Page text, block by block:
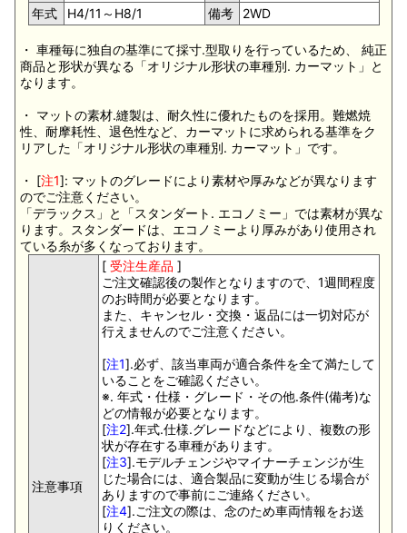
年式 H4/11～H8/1 備考 2WD
・ 車種毎に独自の基準にて採寸.型取りを行っているため、 純正
商品と形状が異なる「オリジナル形状の車種別. カーマット」と
なります。
・ マットの素材.縫製は、耐久性に優れたものを採用。難燃焼
性、耐摩耗性、退色性など、カーマットに求められる基準をク
リアした「オリジナル形状の車種別. カーマット」です。
・ [注1]: マットのグレードにより素材や厚みなどが異なります
のでご注意ください。
「デラックス」と「スタンダート. エコノミー」では素材が異な
ります。スタンダードは、エコノミーより厚みがあり使用され
ている糸が多くなっております。
注意事項
[ 受注生産品 ]
ご注文確認後の製作となりますので、1週間程度
のお時間が必要となります。
また、キャンセル・交換・返品には一切対応が
行えませんのでご注意ください。
[注1].必ず、該当車両が適合条件を全て満たして
いることをご確認ください。
※. 年式・仕様・グレード・その他.条件(備考)な
どの情報が必要となります。
[注2].年式.仕様.グレードなどにより、複数の形
状が存在する車種があります。
[注3].モデルチェンジやマイナーチェンジが生
じた場合には、適合製品に変動が生じる場合が
ありますので事前にご連絡ください。
[注4].ご注文の際は、念のため車両情報をお送
りください。